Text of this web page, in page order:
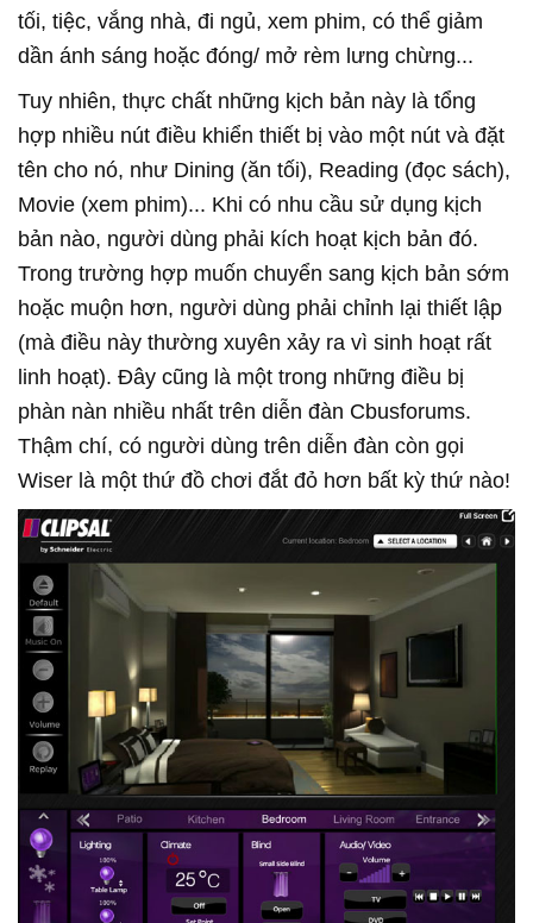
tối, tiệc, vắng nhà, đi ngủ, xem phim, có thể giảm
dần ánh sáng hoặc đóng/ mở rèm lưng chừng...
Tuy nhiên, thực chất những kịch bản này là tổng
hợp nhiều nút điều khiển thiết bị vào một nút và đặt
tên cho nó, như Dining (ăn tối), Reading (đọc sách),
Movie (xem phim)... Khi có nhu cầu sử dụng kịch
bản nào, người dùng phải kích hoạt kịch bản đó.
Trong trường hợp muốn chuyển sang kịch bản sớm
hoặc muộn hơn, người dùng phải chỉnh lại thiết lập
(mà điều này thường xuyên xảy ra vì sinh hoạt rất
linh hoạt). Đây cũng là một trong những điều bị
phàn nàn nhiều nhất trên diễn đàn Cbusforums.
Thậm chí, có người dùng trên diễn đàn còn gọi
Wiser là một thứ đồ chơi đắt đỏ hơn bất kỳ thứ nào!